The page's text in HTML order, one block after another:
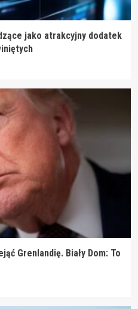
jako atrakcyjny dodatek
Grenlandię. Biały Dom: To